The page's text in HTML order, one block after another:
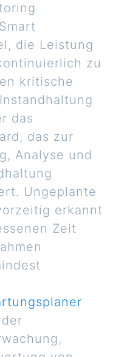
die Leistung
zu
kritische
das
das zur
Analyse und
Ungeplante
erkannt
Zeit